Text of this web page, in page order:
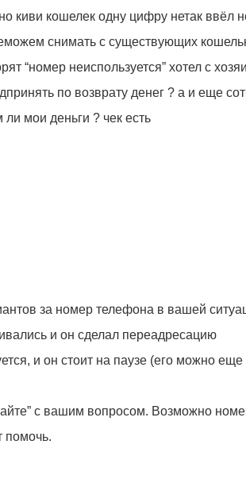
киви кошелек одну цифру нетак ввёл
снимать с существующих
“номер неиспользуется” хотел с
по возврату денег ? а и еще
ли мои деньги ? чек есть
за номер телефона в вашей
и он сделал переадресацию
и он стоит на паузе (его можно еще
с вашим вопросом. Возможно
помочь.